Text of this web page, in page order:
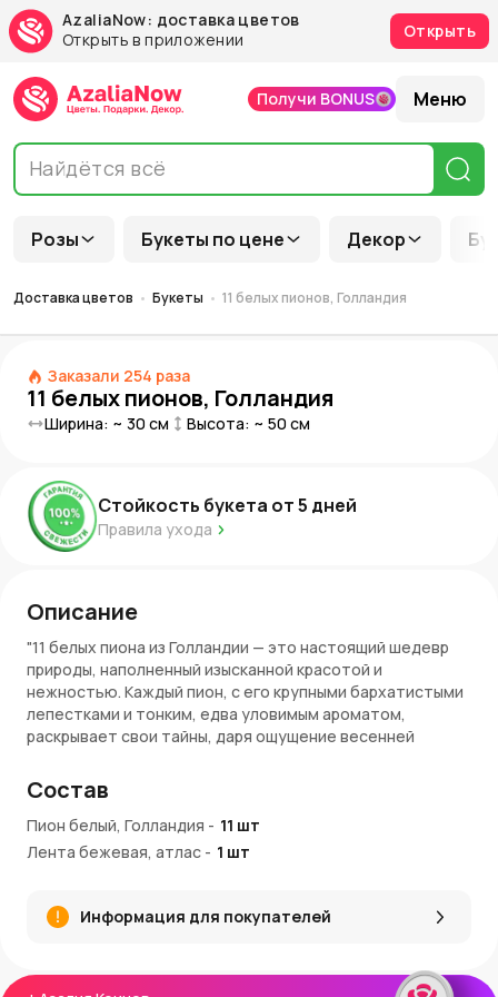
AzaliaNow: доставка цветов
Открыть в приложении
Открыть
Розы Букеты по цене Декор
Получи BONUS Меню
Доставка цветов Букеты 11 белых пионов, Голландия
Заказали 254 раза
11 белых пионов, Голландия
Ширина: ~ 30 см Высота: ~ 50 см
Стойкость букета от5 дней
Правила ухода
Описание
"11 белых пиона из Голландии — это настоящий шедевр
природы, наполненный изысканной красотой и
нежностью. Каждый пион, с его крупными бархатистыми
лепестками и тонким, едва уловимым ароматом,
раскрывает свои тайны, даря ощущение весенней
славятся своей исключительным качеством и
стойкостью, и этот букет — яркое тому
подтверждение. Он словно погружает в мир гармонии и
света, где каждый цветок, как звезда, излучает нежный
Преимущества букета
Белые пионы из Голландии — это
непревзойдённая элегантность и нежность, которые
Состав
Пион белый, Голландия - 11 шт
Лента бежевая, атлас - 1 шт
Информация для покупателей